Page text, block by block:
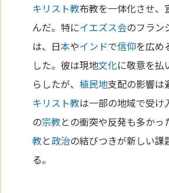
キリスト教布教を一体化させ、
んだ。特にイエズス会のフラン
は、日本やインドで信仰を広め
した。彼は現地文化に敬意を払
らしたが、植民地支配の影響は
キリスト教は一部の地域で受け
の宗教との衝突や反発も多かっ
教と政治の結びつきが新しい課
る。